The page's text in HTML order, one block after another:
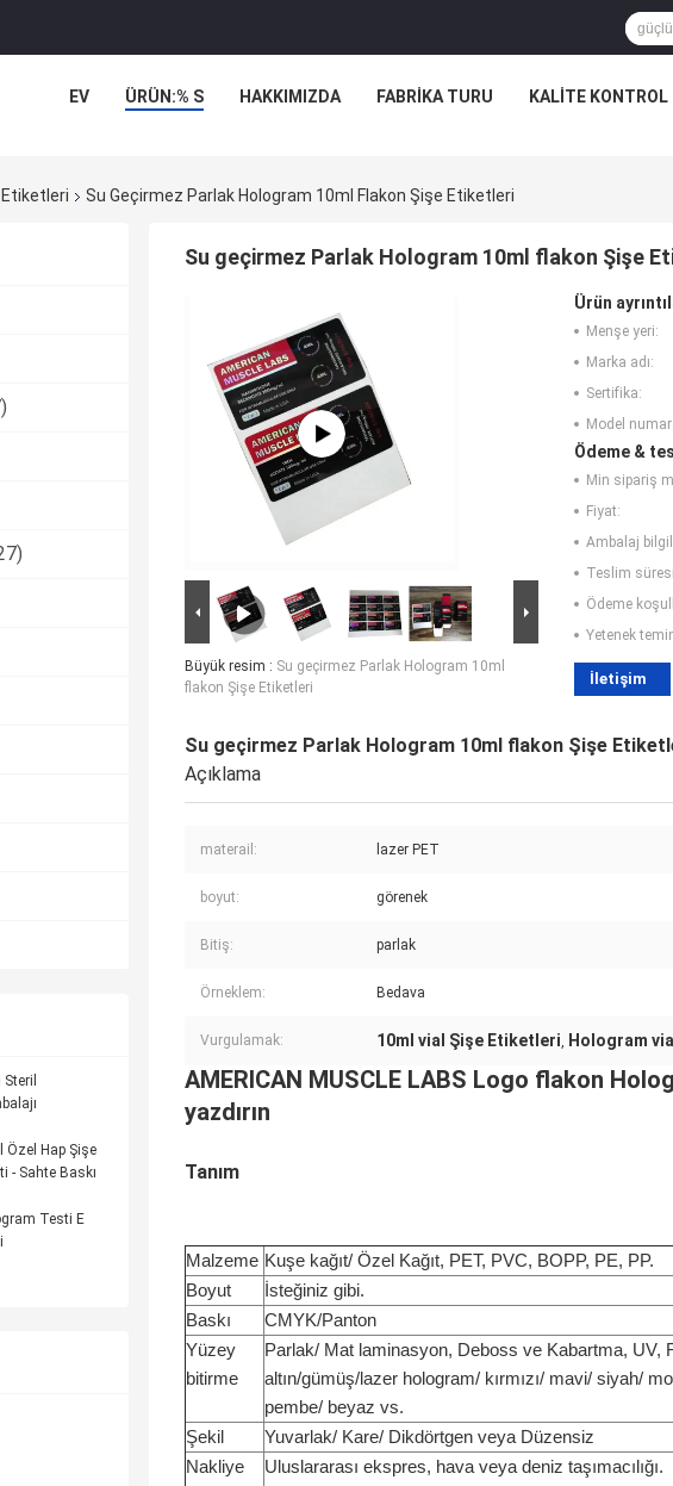
EV ÜRÜN:% S HAKKIMIZDA FABRIKA TURU KALITE KONTROL
Su Geçirmez Parlak Hologram 10ml Flakon Şişe Etiketleri
Özel Hap Şişe
- Sahte Baskı
Testi E
Su geçirmez Parlak Hologram 10ml flakon Şişe
Büyük resim : Su geçirmez Parlak Hologram 10ml
flakon Şişe Etiketleri
Ürün
Menşe yeri:
Marka adı:
Sertifika:
Model
Ödeme &
Min sipariş
Fiyat:
Ambalaj
Teslim
Ödeme
Yetenek
İletişim
Su geçirmez Parlak Hologram 10ml flakon Şişe
Açıklama
materail: lazer PET
boyut: görenek
Bitiş: parlak
Örneklem: Bedava
Vurgulamak: 10ml vial Şişe Etiketleri, Hologram
AMERICAN MUSCLE LABS Logo flakon
yazdırın
Tanım
Malzeme Kuşe kağıt/ Özel Kağıt, PET, PVC, BOPP, PE, PP.
Boyut
İsteğiniz gibi.
Baskı
CMYK/Panton
Yüzey
bitirme
Parlak/ Mat laminasyon, Deboss ve Kabartma, UV,
altın/gümüş/lazer hologram/ kırmızı/ mavi/ siyah/
pembe/ beyaz vs.
Şekil
Yuvarlak/ Kare/ Dikdörtgen veya Düzensiz
Nakliye
Uluslararası ekspres, hava veya deniz taşımacılığı.